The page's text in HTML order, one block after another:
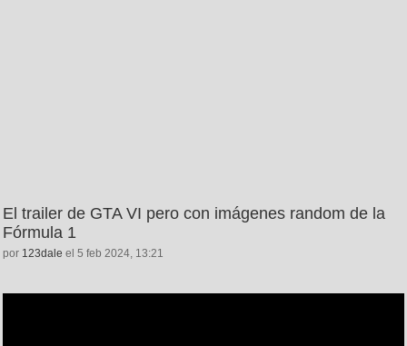
El trailer de GTA VI pero con imágenes random de la
Fórmula 1
por 123dale el 5 feb 2024, 13:21